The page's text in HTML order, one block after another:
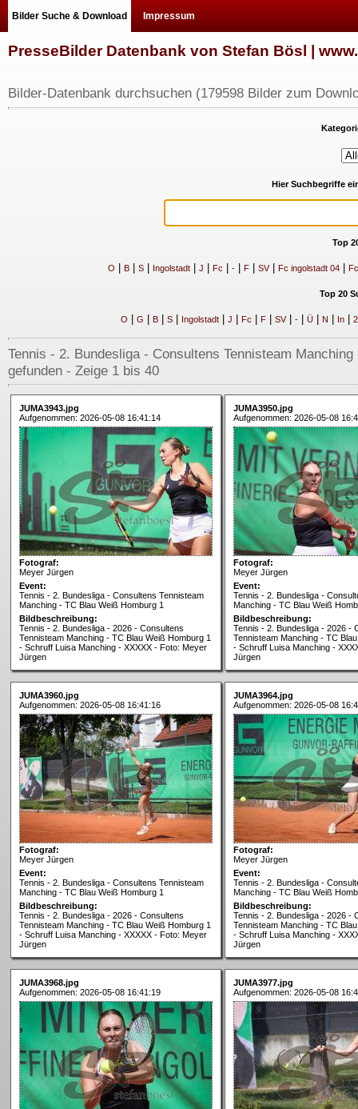
Bilder Suche & Download Impressum
PresseBilder Datenbank von Stefan Bösl |
Bilder-Datenbank durchsuchen (179598 Bilder zum
Hier Suchbegriffe
Top
O B| S| Ingolstadt| J Fc -| F| SV| Fc ingolstadt 04|
Top 20
O G B| S| Ingolstadt| J Fc F| SV| -| Ü| N In| 2
Tennis - 2. Bundesliga - Consultens Tennisteam
gefunden - Zeige 1 bis 40
JUMA3943.jpg
Aufgenommen: 2026-05-08 16:41:14
Fotograf:
Meyer Jürgen
Event:
Tennis - 2. Bundesliga - Consultens Tennisteam
Manching - TC Blau Weiß Homburg 1
Bildbeschreibung:
Tennis - 2. Bundesliga - 2026 - Consultens
Tennisteam Manching - TC Blau Weiß Homburg 1
- Schruff Luisa Manching - XXXXX - Foto: Meyer
Jürgen
JUMA3950.jpg
Aufgenommen: 2026-05-08
Fotograf:
Meyer Jürgen
Event:
Tennis - 2. Bundesliga -
Manching - TC Blau Weiß
Bildbeschreibung:
Tennis - 2. Bundesliga - 2026 -
Tennisteam Manching - TC
- Schruff Luisa Manching -
Jürgen
JUMA3960.jpg
Aufgenommen: 2026-05-08 16:41:16
Fotograf:
Meyer Jürgen
Event:
Tennis - 2. Bundesliga - Consultens Tennisteam
Manching - TC Blau Weiß Homburg 1
Bildbeschreibung:
Tennis - 2. Bundesliga - 2026 - Consultens
Tennisteam Manching - TC Blau Weiß Homburg 1
- Schruff Luisa Manching - XXXXX - Foto: Meyer
Jürgen
JUMA3964.jpg
Aufgenommen: 2026-05-08
Fotograf:
Meyer Jürgen
Event:
Tennis - 2. Bundesliga -
Manching - TC Blau Weiß
Bildbeschreibung:
Tennis - 2. Bundesliga - 2026 -
Tennisteam Manching - TC
- Schruff Luisa Manching -
Jürgen
JUMA3968.jpg
Aufgenommen: 2026-05-08 16:41:19
JUMA3977.jpg
Aufgenommen: 2026-05-08